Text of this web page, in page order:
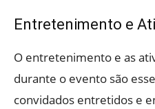
Entretenimento e
O entretenimento e as
durante o evento são
convidados entretidos e